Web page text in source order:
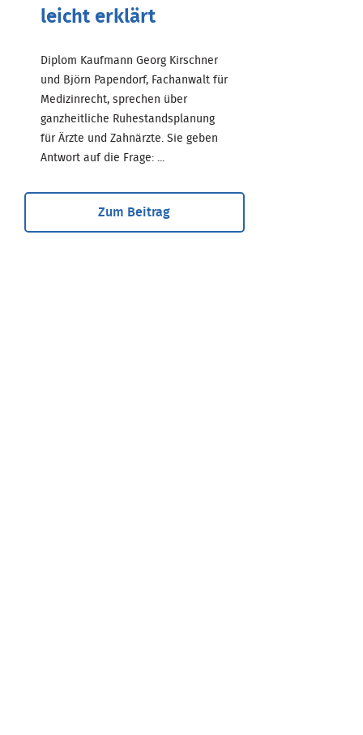
leicht erklärt
Diplom Kaufmann Georg Kirschner
und Björn Papendorf, Fachanwalt für
Medizinrecht, sprechen über
ganzheitliche Ruhestandsplanung
für Ärzte und Zahnärzte. Sie geben
Antwort auf die Frage: ...
Zum Beitrag